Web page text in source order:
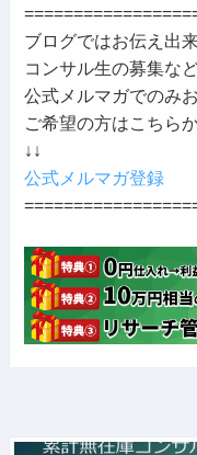
ブログではお伝え出
コンサル生の募集な
公式メルマガでのみ
ご希望の方はこちら
↓↓
公式メルマガ登録